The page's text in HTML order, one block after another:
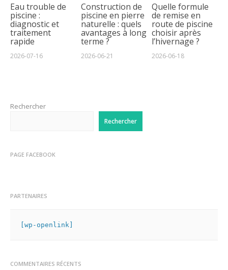
Eau trouble de
piscine :
diagnostic et
traitement
rapide
2026-07-16
Construction de
piscine en pierre
naturelle : quels
avantages à long
terme ?
2026-06-21
Quelle formule
de remise en
route de piscine
choisir après
l’hivernage ?
2026-06-18
Rechercher
Rechercher
PAGE FACEBOOK
PARTENAIRES
[wp-openlink]
COMMENTAIRES RÉCENTS